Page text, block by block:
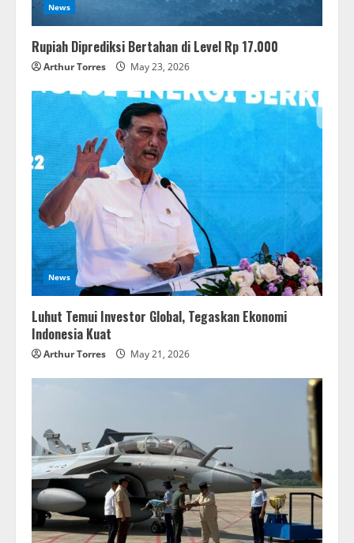
News
Rupiah Diprediksi Bertahan di Level Rp 17.000
Arthur Torres May 23, 2026
News
Luhut Temui Investor Global, Tegaskan Ekonomi
Indonesia Kuat
Arthur Torres May 21, 2026